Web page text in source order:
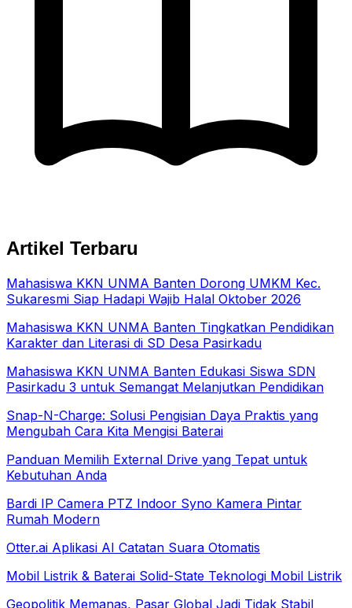
Artikel Terbaru
Mahasiswa KKN UNMA Banten Dorong UMKM Kec.
Sukaresmi Siap Hadapi Wajib Halal Oktober 2026
Mahasiswa KKN UNMA Banten Tingkatkan Pendidikan
Karakter dan Literasi di SD Desa Pasirkadu
Mahasiswa KKN UNMA Banten Edukasi Siswa SDN
Pasirkadu 3 untuk Semangat Melanjutkan Pendidikan
Snap-N-Charge: Solusi Pengisian Daya Praktis yang
Mengubah Cara Kita Mengisi Baterai
Panduan Memilih External Drive yang Tepat untuk
Kebutuhan Anda
Bardi IP Camera PTZ Indoor Syno Kamera Pintar
Rumah Modern
Otter.ai Aplikasi AI Catatan Suara Otomatis
Mobil Listrik & Baterai Solid-State Teknologi Mobil Listrik
Geopolitik Memanas, Pasar Global Jadi Tidak Stabil